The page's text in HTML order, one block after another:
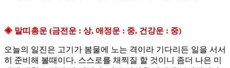
◈ 말띠총운 (금전운 : 상, 애정운 : 중, 건강운 : 중)
오늘의 일진은 고기가 봄물에 노는 격이라 기다리든 일을 서서
히 준비해 볼때이다. 스스로를 채찍질 할 것이니 좀더 나은 미